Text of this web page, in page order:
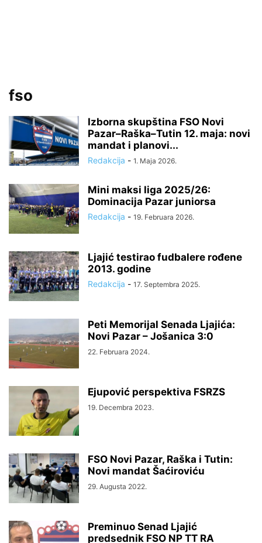
fso
Izborna skupština FSO Novi
Pazar–Raška–Tutin 12. maja: novi
mandat i planovi...
Redakcija - 1. Maja 2026.
Mini maksi liga 2025/26:
Dominacija Pazar juniorsa
Redakcija - 19. Februara 2026.
Ljajić testirao fudbalere rođene
2013. godine
Redakcija - 17. Septembra 2025.
Peti Memorijal Senada Ljajića:
Novi Pazar – Jošanica 3:0
22. Februara 2024.
Ejupović perspektiva FSRZS
19. Decembra 2023.
FSO Novi Pazar, Raška i Tutin:
Novi mandat Šaćiroviću
29. Augusta 2022.
Preminuo Senad Ljajić
predsednik FSO NP TT RA